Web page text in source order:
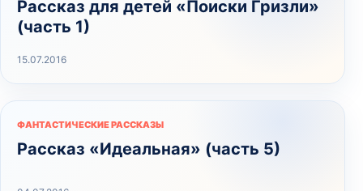
Рассказ для детей «Поиски Гризли»
(часть 1)
15.07.2016
ФАНТАСТИЧЕСКИЕ РАССКАЗЫ
Рассказ «Идеальная» (часть 5)